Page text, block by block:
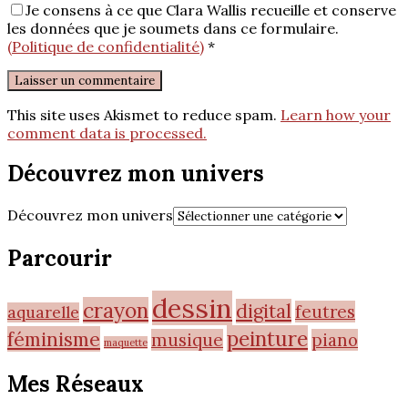
Je consens à ce que Clara Wallis recueille et conserve
les données que je soumets dans ce formulaire.
(Politique de confidentialité) *
This site uses Akismet to reduce spam. Learn how your
comment data is processed.
Découvrez mon univers
Découvrez mon univers
Parcourir
aquarelle crayondessin digitalfeutres
féminisme maquette musique peinturepiano
Mes Réseaux